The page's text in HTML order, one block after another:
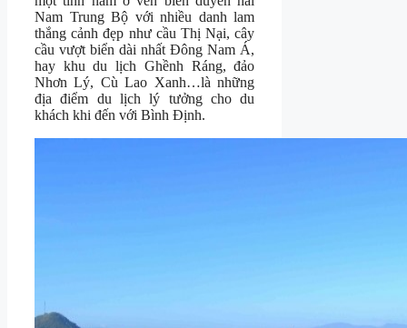
Nam Trung Bộ với nhiều danh lam
thắng cảnh đẹp như cầu Thị Nại, cây
cầu vượt biển dài nhất Đông Nam Á,
hay khu du lịch Ghềnh Ráng, đảo
Nhơn Lý, Cù Lao Xanh…là những
địa điểm du lịch lý tưởng cho du
khách khi đến với Bình Định.